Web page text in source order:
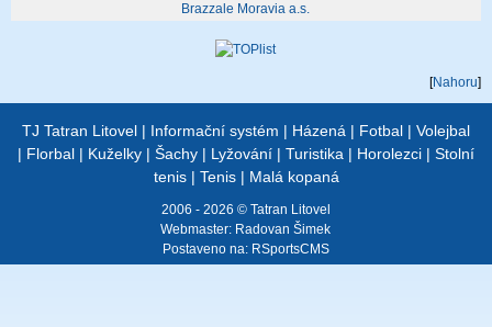
Brazzale Moravia a.s.
[Nahoru]
TJ Tatran Litovel | Informační systém | Házená | Fotbal | Volejbal
| Florbal | Kuželky | Šachy | Lyžování | Turistika | Horolezci | Stolní
tenis| Tenis| Malá kopaná
2006 - 2026 © Tatran Litovel
Webmaster: Radovan Šimek
Postaveno na: RSportsCMS